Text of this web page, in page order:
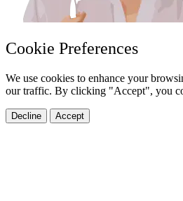
Cookie Preferences
We use cookies to enhance your
our traffic. By clicking "Accept", you
Decline Accept